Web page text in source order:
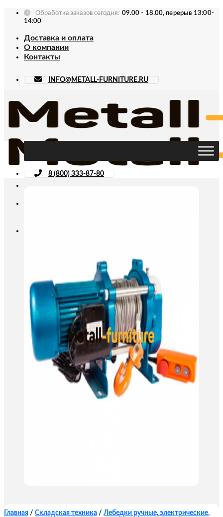
Skip
Обработка заказов сегодня: 09.00 - 18.00, перерыв 13:00-
14:00
Доставка и оплата
О компании
Контакты
INFO@METALL-FURNITURE.RU
8 (800) 333-87-80
Главная / Складская техника / Лебедки ручные, электрические,